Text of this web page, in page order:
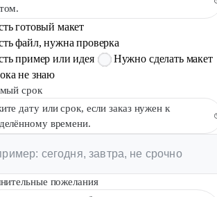
готовый макет
файл, нужна проверка
пример или идея
Нужно сделать макет
не знаю
срок
дату или срок, если заказ нужен к
времени.
пожелания